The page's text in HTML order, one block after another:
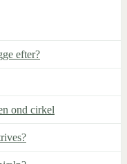
efter?
ond cirkel